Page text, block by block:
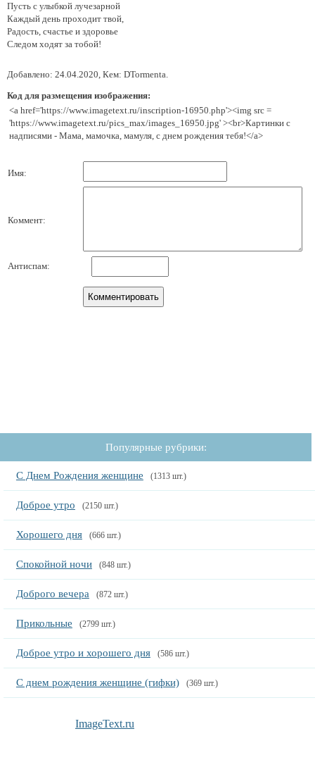
Пусть с улыбкой лучезарной
Каждый день проходит твой,
Радость, счастье и здоровье
Следом ходят за тобой!
Добавлено: 24.04.2020, Кем: DTormenta.
Код для размещения изображения:
<a href='https://www.imagetext.ru/inscription-16950.php'><img src =
'https://www.imagetext.ru/pics_max/images_16950.jpg' ><br>Картинки с
надписями - Мама, мамочка, мамуля, с днем рождения тебя!</a>
Имя:
Коммент:
Антиспам:
Популярные рубрики:
С Днем Рождения женщине (1313 шт.)
Доброе утро (2150 шт.)
Хорошего дня (666 шт.)
Спокойной ночи (848 шт.)
Доброго вечера (872 шт.)
Прикольные (2799 шт.)
Доброе утро и хорошего дня (586 шт.)
С днем рождения женщине (гифки) (369 шт.)
ImageText.ru